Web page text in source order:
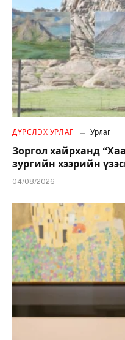
ДҮРСЛЭХ УРЛАГ Урлаг
Зоргол хайрханд
зургийн хээрийн
04/08/2026